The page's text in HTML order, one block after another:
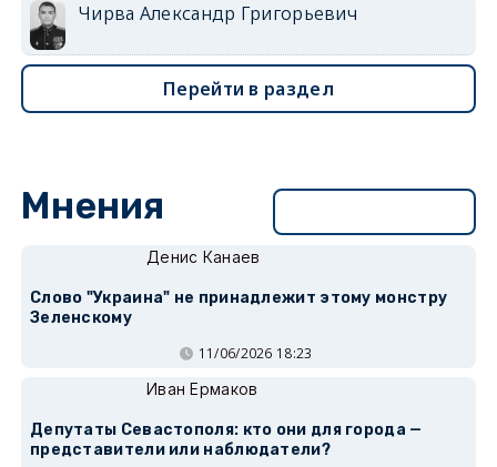
Чирва Александр Григорьевич
Перейти в раздел
Мнения
Денис Канаев
Слово "Украина" не принадлежит этому монстру
Зеленскому
11/06/2026 18:23
Иван Ермаков
Депутаты Севастополя: кто они для города —
представители или наблюдатели?